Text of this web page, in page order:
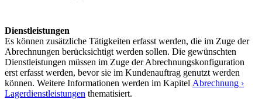
Dienstleistungen
Es können zusätzliche Tätigkeiten erfasst werden, die im Zuge der
Abrechnungen berücksichtigt werden sollen. Die gewünschten
Dienstleistungen müssen im Zuge der Abrechnungskonfiguration
erst erfasst werden, bevor sie im Kundenauftrag genutzt werden
können. Weitere Informationen werden im Kapitel Abrechnung ›
Lagerdienstleistungen thematisiert.